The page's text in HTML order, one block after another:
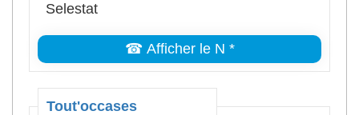
Selestat
☎ Afficher le N *
Tout'occases